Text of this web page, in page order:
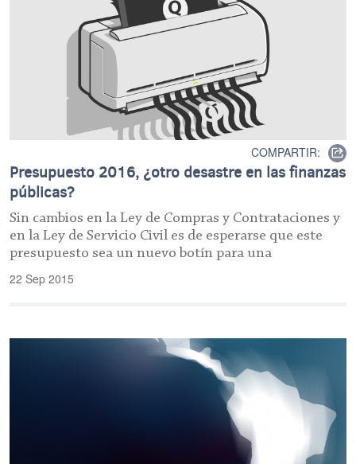
COMPARTIR:
Presupuesto 2016, ¿otro desastre en las finanzas
públicas?
Sin cambios en la Ley de Compras y Contrataciones y
en la Ley de Servicio Civil es de esperarse que este
presupuesto sea un nuevo botín para una
22 Sep 2015